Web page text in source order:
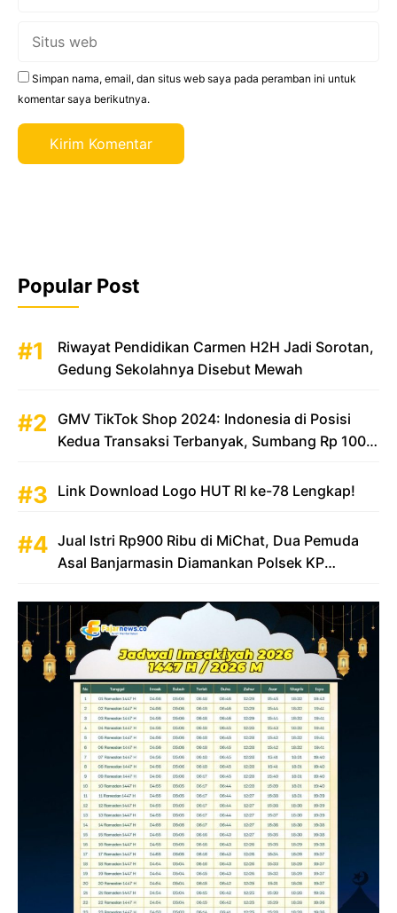
Simpan nama, email, dan situs web saya pada peramban ini untuk
komentar saya berikutnya.
Popular Post
Riwayat Pendidikan Carmen H2H Jadi Sorotan,
Gedung Sekolahnya Disebut Mewah
GMV TikTok Shop 2024: Indonesia di Posisi
Kedua Transaksi Terbanyak, Sumbang Rp 100
Link Download Logo HUT RI ke-78 Lengkap!
Jual Istri Rp900 Ribu di MiChat, Dua Pemuda
Asal Banjarmasin Diamankan Polsek KP